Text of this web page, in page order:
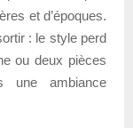
et d’époques.
: le style perd
ou deux pièces
une ambiance